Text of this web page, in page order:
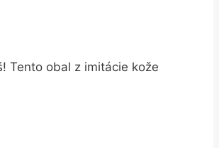
Tento obal z imitácie kože